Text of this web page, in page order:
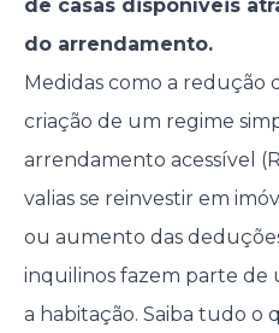
de casas disponíveis
do arrendamento.
Medidas como a redução
criação de um regime
arrendamento acessível
valias se reinvestir em
ou aumento das
inquilinos fazem parte de
a habitação. Saiba tudo o